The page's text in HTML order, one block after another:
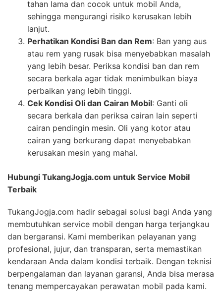
tahan lama dan cocok untuk mobil Anda,
sehingga mengurangi risiko kerusakan lebih
lanjut.
Perhatikan Kondisi Ban dan Rem: Ban yang aus
atau rem yang rusak bisa menyebabkan masalah
yang lebih besar. Periksa kondisi ban dan rem
secara berkala agar tidak menimbulkan biaya
perbaikan yang lebih tinggi.
Cek Kondisi Oli dan Cairan Mobil: Ganti oli
secara berkala dan periksa cairan lain seperti
cairan pendingin mesin. Oli yang kotor atau
cairan yang berkurang dapat menyebabkan
kerusakan mesin yang mahal.
Hubungi TukangJogja.com untuk Service Mobil
Terbaik
TukangJogja.com hadir sebagai solusi bagi Anda yang
membutuhkan service mobil dengan harga terjangkau
dan bergaransi. Kami memberikan pelayanan yang
profesional, jujur, dan transparan, serta memastikan
kendaraan Anda dalam kondisi terbaik. Dengan teknisi
berpengalaman dan layanan garansi, Anda bisa merasa
tenang mempercayakan perawatan mobil pada kami.